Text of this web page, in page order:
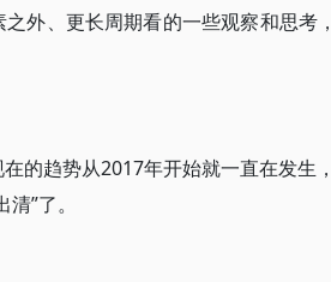
外、更长周期看的一些观察和思考
的趋势从2017年开始就一直在发生
”了。